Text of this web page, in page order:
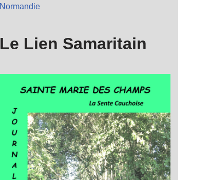
Normandie
Le Lien Samaritain